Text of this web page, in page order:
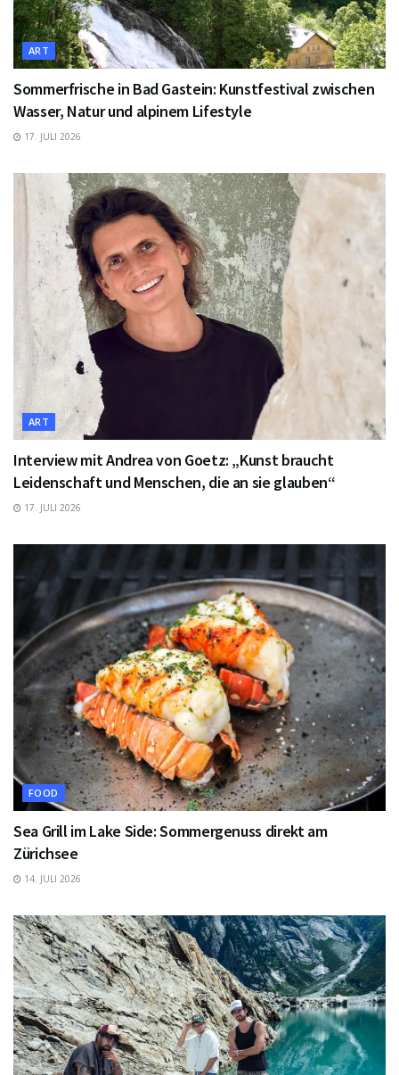
ART
Sommerfrische in Bad Gastein: Kunstfestival zwischen
Wasser, Natur und alpinem Lifestyle
17. JULI 2026
ART
Interview mit Andrea von Goetz: „Kunst braucht
Leidenschaft und Menschen, die an sie glauben“
17. JULI 2026
FOOD
Sea Grill im Lake Side: Sommergenuss direkt am
Zürichsee
14. JULI 2026